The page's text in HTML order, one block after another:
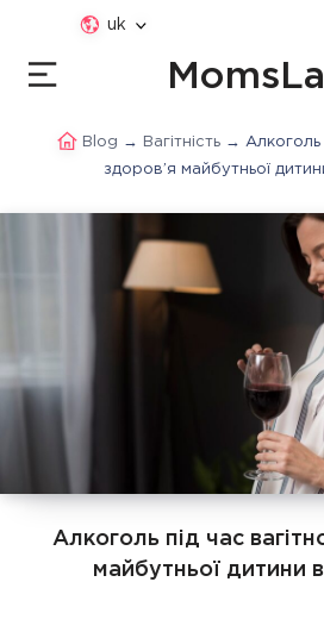
uk
Blog → Вагітність→ Алкоголь
здоров’я майбутньої
Алкоголь під час
майбутньої дитини